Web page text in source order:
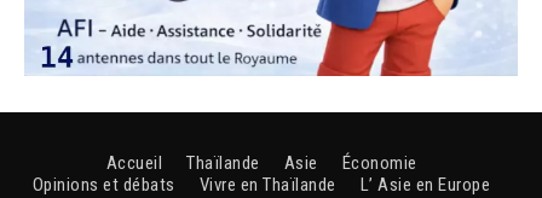
Accueil Thaïlande Asie
Économie
Opinions et débats
Vivre en Thaïlande
L’ Asie en Europe